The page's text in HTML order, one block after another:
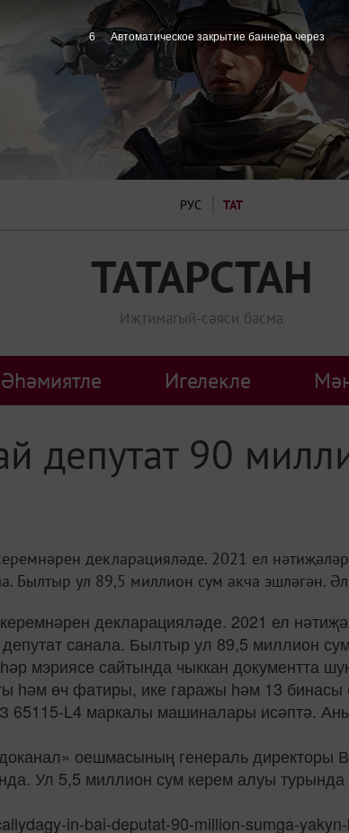
РУС ТАТ
ТАТАРСТАН
Иҗтимагый-сәяси басма
Әһәмиятле Игелекле
депутат 90
декларацияләде. 2021 ел
Былтыр ул 89,5 миллион сум акча эшләгән.
декларацияләде. 2021 ел
санала. Былтыр ул 89,5 миллион
мэриясе сайтында чыккан документта
һәм өч фатиры, ике гаражы һәм 13
L4 маркалы машиналары исәптә.
оешмасының генераль директоры
Ул 5,5 миллион сум керем алуы
in-bai-deputat-90-million-sumga-
6 Автоматическое закрытие баннера через